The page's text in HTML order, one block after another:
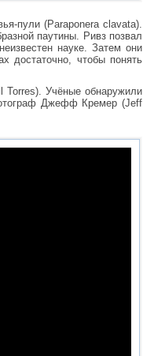
пули (Paraponera clavata).
паутины. Ривз позвал
науке. Затем они
достаточно, чтобы понять
Torres). Учёные обнаружили
Джефф Кремер (Jeff